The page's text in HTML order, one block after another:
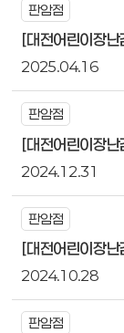
판암점
[대전어린이장
2025.04.16
판암점
[대전어린이장
2024.12.31
판암점
[대전어린이장
2024.10.28
판암점